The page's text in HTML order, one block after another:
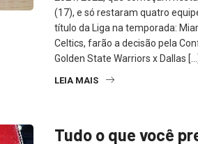
(17), e só restaram quatro
título da Liga na temporada:
Celtics, farão a decisão pela
Golden State Warriors x Dallas […]
LEIA MAIS
Tudo o que você